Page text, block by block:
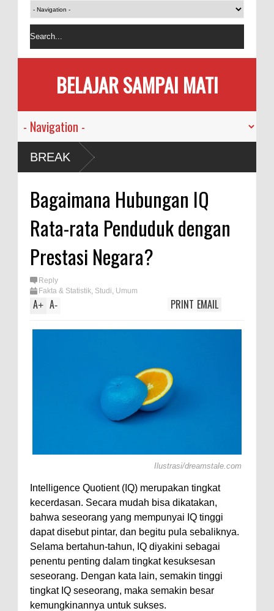
BELAJAR SAMPAI MATI
BREAK
Bagaimana Hubungan IQ
Rata-rata Penduduk dengan
Prestasi Negara?
Reply
Fakta & Statistik, Studi, Umum
A+ A- EMAIL
PRINT
Ilustrasi/dreamstale.com
Intelligence Quotient (IQ) merupakan tingkat
kecerdasan. Secara mudah bisa dikatakan,
bahwa seseorang yang mempunyai IQ tinggi
dapat disebut pintar, dan begitu pula sebaliknya.
Selama bertahun-tahun, IQ diyakini sebagai
penentu penting dalam tingkat kesuksesan
seseorang. Dengan kata lain, semakin tinggi
tingkat IQ seseorang, maka semakin besar
kemungkinannya untuk sukses.